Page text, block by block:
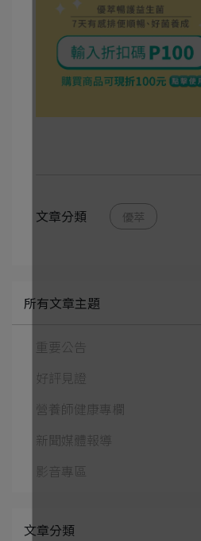
文章分類 優萃
所有文章主題
重要公告
好評見證
營養師健康專欄
新聞媒體報導
影音專區
文章分類